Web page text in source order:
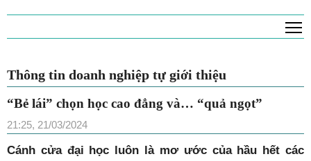
Thông tin doanh nghiệp tự giới thiệu
“Bẻ lái” chọn học cao đẳng và… “quả ngọt”
21:25, 21/03/2024
Cánh cửa đại học luôn là mơ ước của hầu hết các